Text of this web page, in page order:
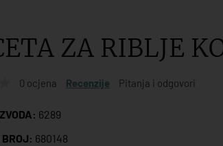
ZA RIBLJE
0 ocjena Recenzije Pitanja i odgovori
6289
680148